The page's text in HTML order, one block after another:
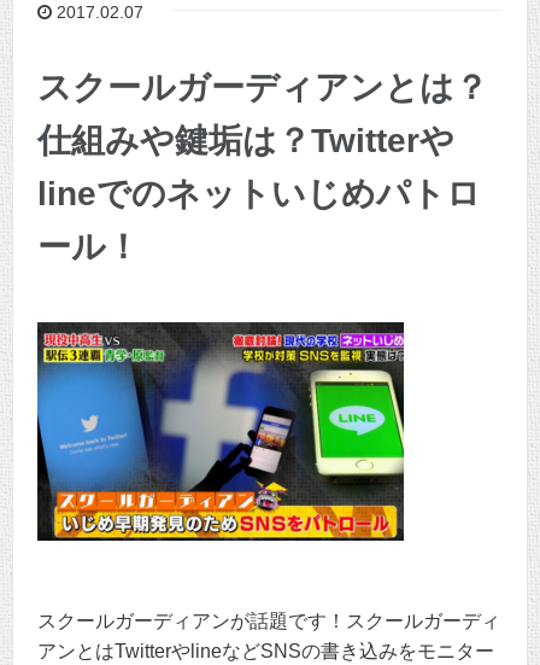
2017.02.07
スクールガーディアンとは？
仕組みや鍵垢は？Twitterや
lineでのネットいじめパトロ
ール！
スクールガーディアンが話題です！スクールガーディ
アンとはTwitterやlineなどSNSの書き込みをモニター